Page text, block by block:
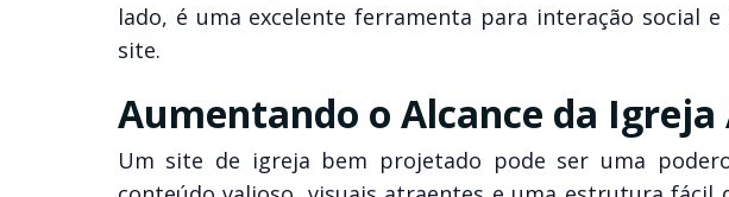
lado, é uma excelente ferramenta para interação social
site.
Aumentando o Alcance da Igreja
Um site de igreja bem projetado pode ser uma